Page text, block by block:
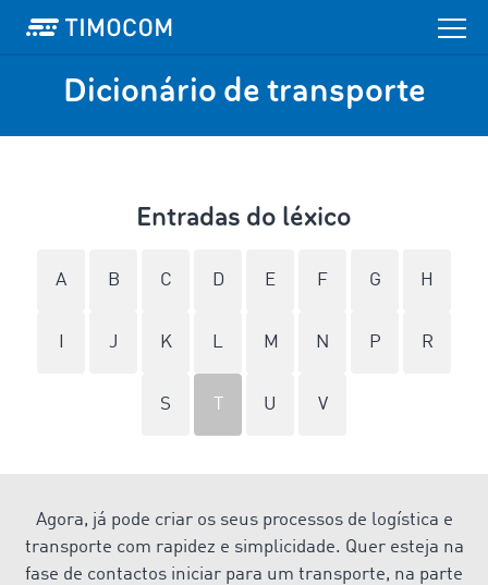
Dicionário de transporte
Entradas do léxico
A B C D E F G H
J K L M N P R
S U V
Agora, já pode criar os seus processos de logística e
transporte com rapidez e simplicidade. Quer esteja na
fase de contactos iniciar para um transporte, na parte